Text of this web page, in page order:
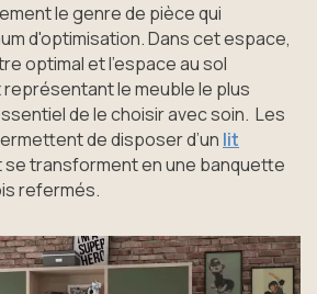
le genre de pièce qui
d'optimisation. Dans cet espace,
optimal et l’espace au sol
le meuble le plus
de le choisir avec soin. Les
de disposer d’un lit
se transforment en une banquette
refermés.